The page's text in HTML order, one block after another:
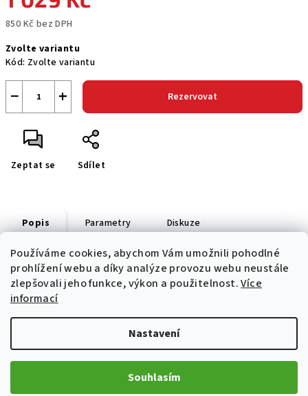
Používáme cookies, abychom Vám umožnili pohodlné
prohlížení webu a díky analýze provozu webu neustále
zlepšovali jeho funkce, výkon a použitelnost.Více
informací
Nastavení
Souhlasím
850 Kč bez DPH
cena:
Zvolte variantu
Kód: Zvolte variantu
+
− Rezervovat
Zeptat se Sdílet
Popis Parametry Diskuze
silikonový potisk na přední straně a nášivka Ducati
Corse
Informace pro vás